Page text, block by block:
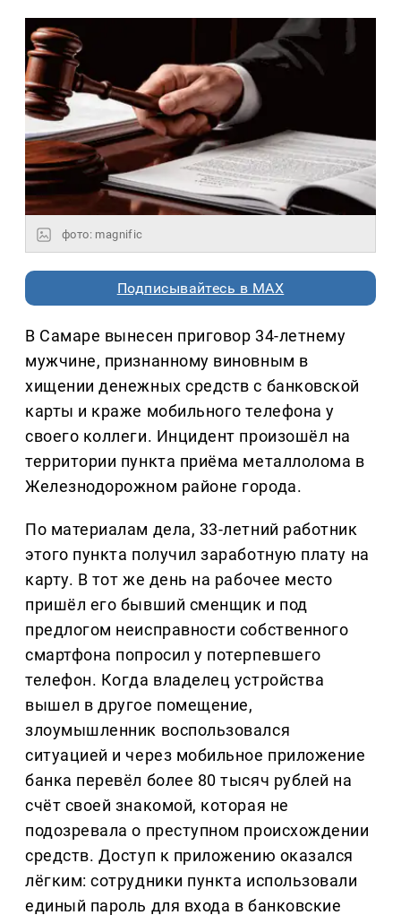
фото: magnific
Подписывайтесь в MAX
В Самаре вынесен приговор 34-летнему
мужчине, признанному виновным в
хищении денежных средств с банковской
карты и краже мобильного телефона у
своего коллеги. Инцидент произошёл на
территории пункта приёма металлолома в
Железнодорожном районе города.
По материалам дела, 33-летний работник
этого пункта получил заработную плату на
карту. В тот же день на рабочее место
пришёл его бывший сменщик и под
предлогом неисправности собственного
смартфона попросил у потерпевшего
телефон. Когда владелец устройства
вышел в другое помещение,
злоумышленник воспользовался
ситуацией и через мобильное приложение
банка перевёл более 80 тысяч рублей на
счёт своей знакомой, которая не
подозревала о преступном происхождении
средств. Доступ к приложению оказался
лёгким: сотрудники пункта использовали
единый пароль для входа в банковские